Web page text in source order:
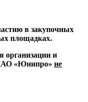
в закупочных
площадках.
организации и
«Юнипро» не